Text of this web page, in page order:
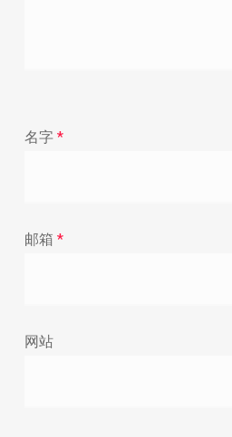
名字 *
邮箱 *
网站